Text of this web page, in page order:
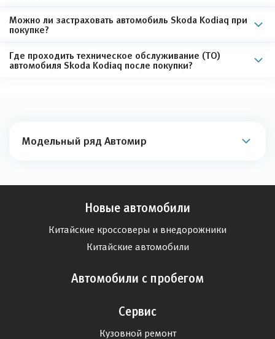
Можно ли застраховать автомобиль Skoda Kodiaq при
покупке?
Где проходить техническое обслуживание (ТО)
автомобиля Skoda Kodiaq после покупки?
Модельный ряд Автомир
Новые автомобили
Китайские кроссоверы и внедорожники
Китайские автомобили
Автомобили с пробегом
Сервис
Кузовной ремонт